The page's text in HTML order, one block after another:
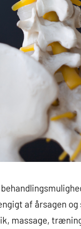
af årsagen
massage,